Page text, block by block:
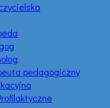
pedagogiczny